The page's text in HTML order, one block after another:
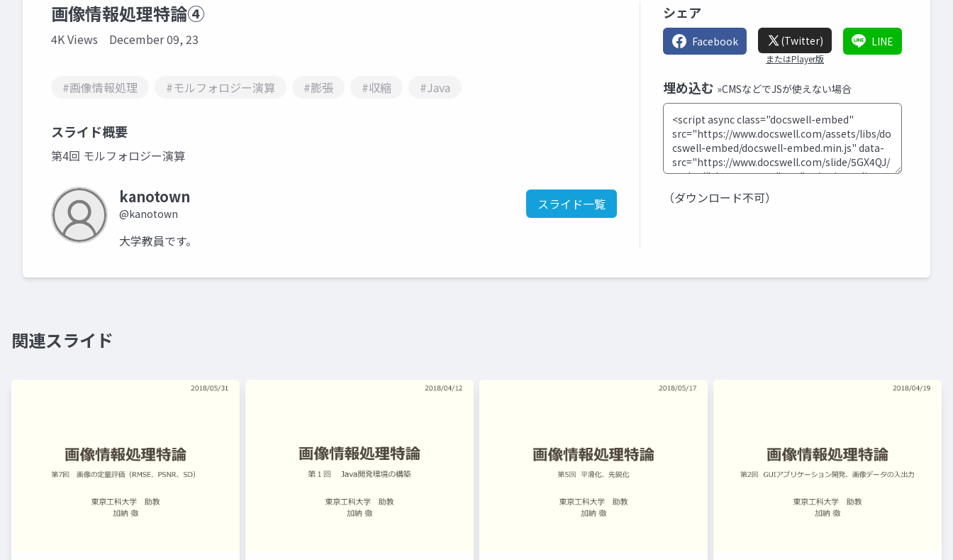
画像情報処理特論④
4K Views December 09, 23
#画像情報処理 #モルフォロジー演算 #膨張 #収縮 #Java
スライド概要
第4回 モルフォロジー演算
kanotown
@kanotown
スライド一覧
大学教員です。
シェア
Facebook (Twitter)
またはPlayer版
LINE
埋め込む »CMSなどでJSが使えない場合
（ダウンロード不可）
関連スライド